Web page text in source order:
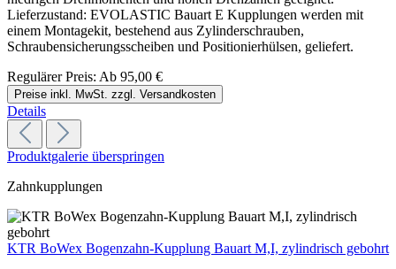
Lieferzustand: EVOLASTIC Bauart E Kupplungen werden mit
einem Montagekit, bestehend aus Zylinderschrauben,
Schraubensicherungsscheiben und Positionierhülsen, geliefert.
Regulärer Preis: Ab 95,00 €
Preise inkl. MwSt. zzgl. Versandkosten
Details
Produktgalerie überspringen
Zahnkupplungen
KTR BoWex Bogenzahn-Kupplung Bauart M,I, zylindrisch gebohrt